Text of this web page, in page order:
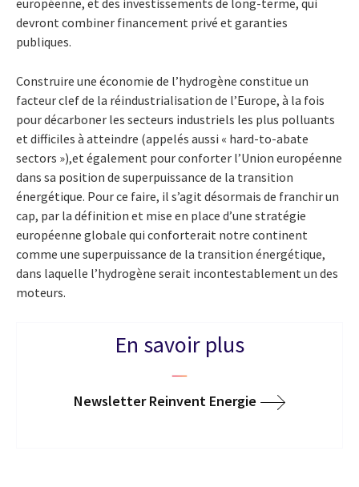
devront combiner financement privé et garanties
publiques.
Construire une économie de l’hydrogène constitue un
facteur clef de la réindustrialisation de l’Europe, à la fois
pour décarboner les secteurs industriels les plus polluants
et difficiles à atteindre (appelés aussi « hard-to-abate
sectors »),et également pour conforter l’Union européenne
dans sa position de superpuissance de la transition
énergétique. Pour ce faire, il s’agit désormais de franchir un
cap, par la définition et mise en place d’une stratégie
européenne globale qui conforterait notre continent
comme une superpuissance de la transition énergétique,
dans laquelle l’hydrogène serait incontestablement un des
moteurs.
En savoir plus
Newsletter Reinvent Energie